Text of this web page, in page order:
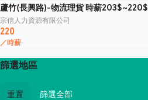
蘆竹(長興路)-物流理貨 時薪
宗信人力資源有限公司
220
／時薪
篩選地區
重置 篩選全部